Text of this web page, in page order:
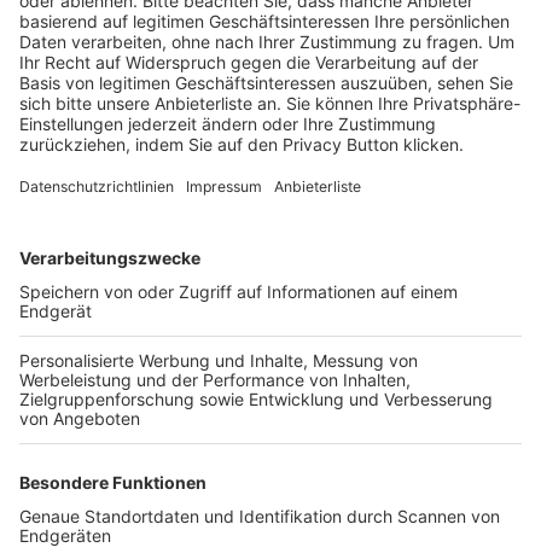
BFV-Geschäftsstellen
Trainerbörse
Login SpielPlus
FOLGE DEM BFV
TOP-VEREINE
TOP-PARTNER